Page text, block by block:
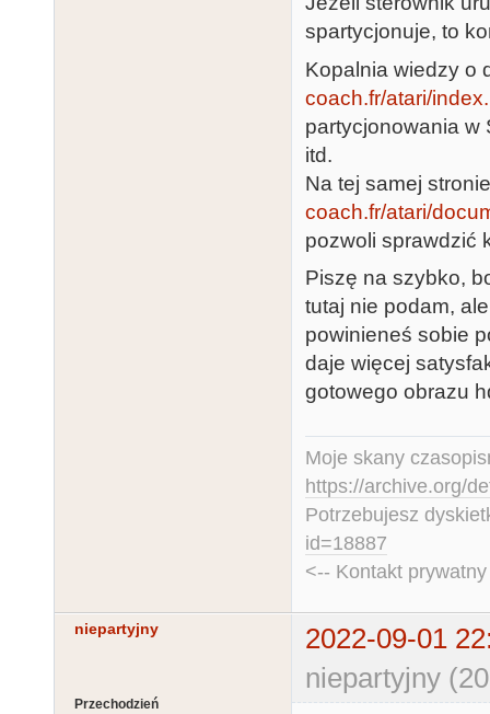
spartycjonuje, to
Kopalnia wiedzy o
coach.fr/atari/
partycjonowania w
itd.
Na tej samej
coach.fr/atari/
pozwoli sprawdzić
Piszę na szybko,
tutaj nie podam,
powinieneś sobie
daje więcej
gotowego obrazu
Moje skany
https://archive.org/
Potrzebujesz
id=18887
<-- Kontakt
niepartyjny
2022-09-01
niepartyjny
Przechodzień